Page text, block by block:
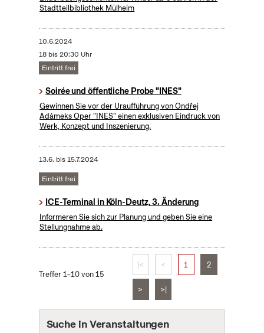
Stadtteilbibliothek Mülheim
10.6.2024
18 bis 20:30 Uhr
Eintritt frei
Soirée und öffentliche Probe "INES"
Gewinnen Sie vor der Uraufführung von Ondřej
Adámeks Oper "INES" einen exklusiven Eindruck von
Werk, Konzept und Inszenierung.
13.6. bis15.7.2024
Eintritt frei
ICE-Terminal in Köln-Deutz, 3. Änderung
Informeren Sie sich zur Planung und geben Sie eine
Stellungnahme ab.
Treffer 1–10 von 15
|< < 1 2
> >|
Suche in Veranstaltungen